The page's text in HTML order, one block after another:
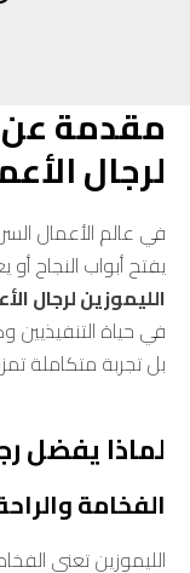
مقدمة عن
لرجال
في عالم الأعمال
يفتح أبواب النجاح أو
الليموزين لرجال
في حياة التنفيذيين
بل تجربة متكاملة
لماذا يفضل
الفخامة
الليموزين تعني